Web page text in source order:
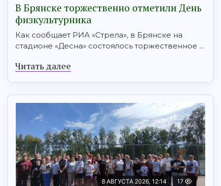
В Брянске торжественно отметили День
физкультурника
Как сообщает РИА «Стрела», в Брянске на
стадионе «Десна» состоялось торжественное ...
Читать далее
8 АВГУСТА 2026, 12:14 17